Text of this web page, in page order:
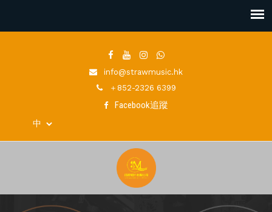
info@strawmusic.hk
＋852-2326 6399
Facebook追蹤